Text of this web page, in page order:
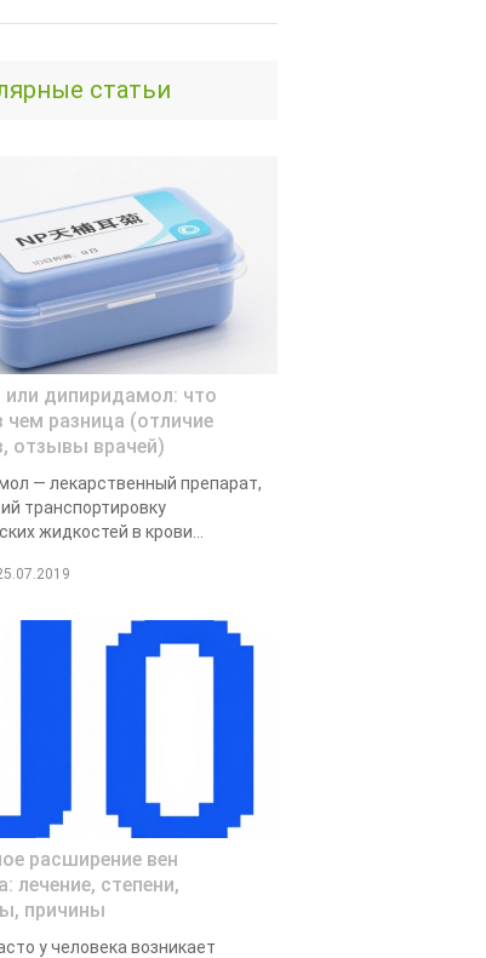
статьи
или дипиридамол: что
чем разница (отличие
отзывы врачей)
— лекарственный препарат,
транспортировку
жидкостей в крови...
расширение вен
лечение, степени,
причины
у человека возникает